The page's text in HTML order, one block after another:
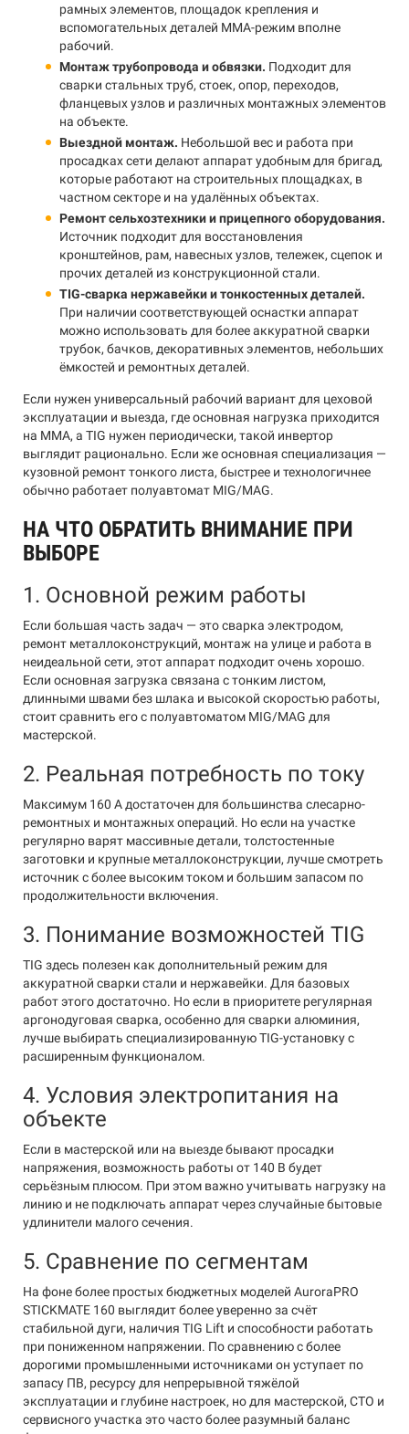
рамных элементов, площадок крепления и
вспомогательных деталей MMA-режим вполне
рабочий.
Монтаж трубопровода и обвязки. Подходит для
сварки стальных труб, стоек, опор, переходов,
фланцевых узлов и различных монтажных элементов
на объекте.
Выездной монтаж. Небольшой вес и работа при
просадках сети делают аппарат удобным для бригад,
которые работают на строительных площадках, в
частном секторе и на удалённых объектах.
Ремонт сельхозтехники и прицепного оборудования.
Источник подходит для восстановления
кронштейнов, рам, навесных узлов, тележек, сцепок и
прочих деталей из конструкционной стали.
TIG-сварка нержавейки и тонкостенных деталей.
При наличии соответствующей оснастки аппарат
можно использовать для более аккуратной сварки
трубок, бачков, декоративных элементов, небольших
ёмкостей и ремонтных деталей.
Если нужен универсальный рабочий вариант для цеховой
эксплуатации и выезда, где основная нагрузка приходится
на MMA, а TIG нужен периодически, такой инвертор
выглядит рационально. Если же основная специализация —
кузовной ремонт тонкого листа, быстрее и технологичнее
обычно работает полуавтомат MIG/MAG.
НА ЧТО ОБРАТИТЬ ВНИМАНИЕ ПРИ
ВЫБОРЕ
1. Основной режим работы
Если большая часть задач — это сварка электродом,
ремонт металлоконструкций, монтаж на улице и работа в
неидеальной сети, этот аппарат подходит очень хорошо.
Если основная загрузка связана с тонким листом,
длинными швами без шлака и высокой скоростью работы,
стоит сравнить его с полуавтоматом MIG/MAG для
мастерской.
2. Реальная потребность по току
Максимум 160 А достаточен для большинства слесарно-
ремонтных и монтажных операций. Но если на участке
регулярно варят массивные детали, толстостенные
заготовки и крупные металлоконструкции, лучше смотреть
источник с более высоким током и большим запасом по
продолжительности включения.
3. Понимание возможностей TIG
TIG здесь полезен как дополнительный режим для
аккуратной сварки стали и нержавейки. Для базовых
работ этого достаточно. Но если в приоритете регулярная
аргонодуговая сварка, особенно для сварки алюминия,
лучше выбирать специализированную TIG-установку с
расширенным функционалом.
4. Условия электропитания на
объекте
Если в мастерской или на выезде бывают просадки
напряжения, возможность работы от 140 В будет
серьёзным плюсом. При этом важно учитывать нагрузку на
линию и не подключать аппарат через случайные бытовые
удлинители малого сечения.
5. Сравнение по сегментам
На фоне более простых бюджетных моделей AuroraPRO
STICKMATE 160 выглядит более уверенно за счёт
стабильной дуги, наличия TIG Lift и способности работать
при пониженном напряжении. По сравнению с более
дорогими промышленными источниками он уступает по
запасу ПВ, ресурсу для непрерывной тяжёлой
эксплуатации и глубине настроек, но для мастерской, СТО и
сервисного участка это часто более разумный баланс